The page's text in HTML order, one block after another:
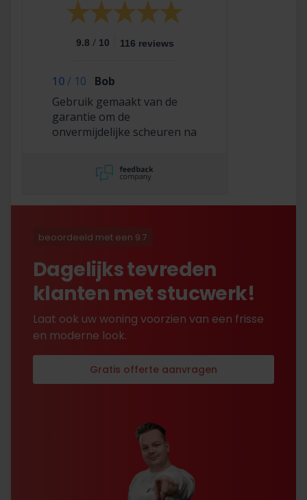
9.8 / 10 116 reviews
10/ 10
Bob
Gebruik gemaakt van de
garantie om de
onvermijdelijke scheuren na
en dat hebben ze super
netjes gedaan!
beoordeeld met een 9.7
Dagelijks tevreden
klanten met stucwerk!
Laat ook uw woning voorzien van een frisse
en moderne look.
Gratis offerte aanvragen